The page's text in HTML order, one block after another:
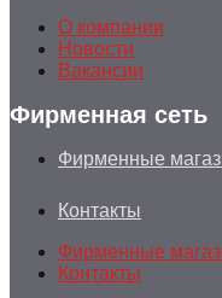
О компании
Новости
Вакансии
Фирменная сеть
Фирменные
Контакты
Фирменные
Контакты